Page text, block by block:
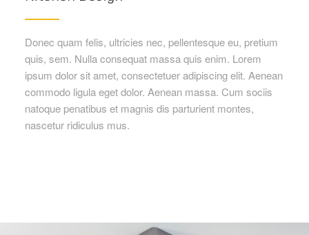
Donec quam felis, ultricies nec, pellentesque eu, pretium
quis, sem. Nulla consequat massa quis enim. Lorem
ipsum dolor sit amet, consectetuer adipiscing elit. Aenean
commodo ligula eget dolor. Aenean massa. Cum sociis
natoque penatibus et magnis dis parturient montes,
nascetur ridiculus mus.